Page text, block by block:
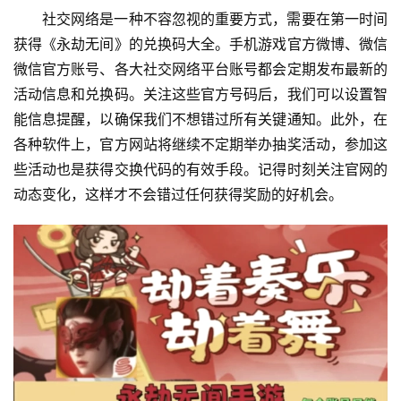
社交网络是一种不容忽视的重要方式，需要在第一时间
获得《永劫无间》的兑换码大全。手机游戏官方微博、微信
微信官方账号、各大社交网络平台账号都会定期发布最新的
活动信息和兑换码。关注这些官方号码后，我们可以设置智
能信息提醒，以确保我们不想错过所有关键通知。此外，在
各种软件上，官方网站将继续不定期举办抽奖活动，参加这
些活动也是获得交换代码的有效手段。记得时刻关注官网的
动态变化，这样才不会错过任何获得奖励的好机会。